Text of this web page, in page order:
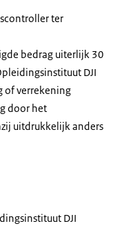
ter
bedrag uiterlijk 30
DJI
of verrekening
door het
uitdrukkelijk anders
DJI